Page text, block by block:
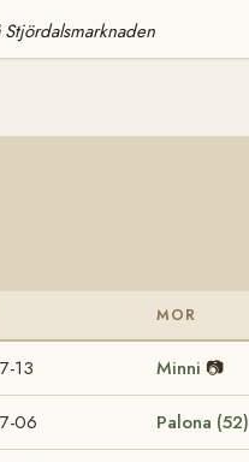
MOR
13 Minni 📷
06 Palona (52)